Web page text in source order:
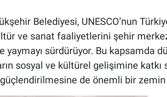
Belediyesi, UNESCO’nun
ve sanat faaliyetlerini şehir
sürdürüyor. Bu kapsamda
sosyal ve kültürel gelişimine katkı
de önemli bir zemin